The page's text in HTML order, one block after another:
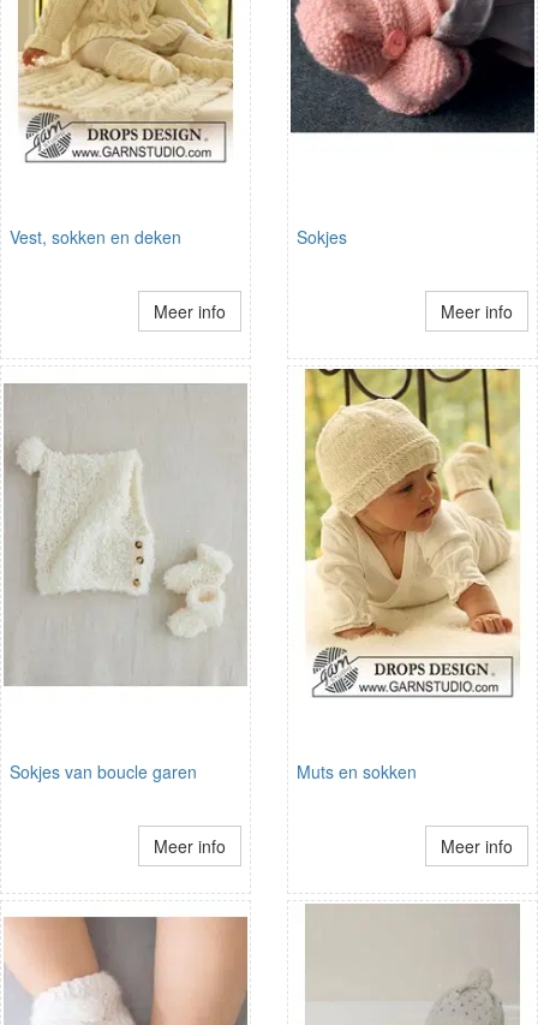
Vest, sokken en deken
Meer info
Sokjes
Meer info
Sokjes van boucle garen
Meer info
Muts en sokken
Meer info